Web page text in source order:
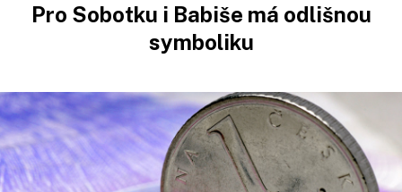
Pro Sobotku i Babiše má odlišnou
symboliku